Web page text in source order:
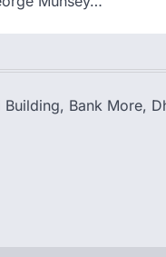
Bank More,